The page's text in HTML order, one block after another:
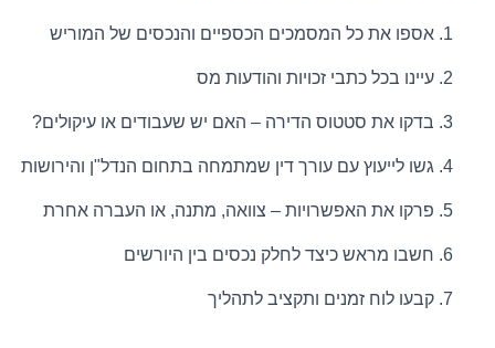
אספו את כל המסמכים הכספיים והנכסים של המוריש
עיינו בכל כתבי זכויות והודעות מס
בדקו את סטטוס הדירה – האם יש שעבודים או עיקולים?
גשו לייעוץ עם עורך דין שמתמחה בתחום הנדל"ן והירושות
פרקו את האפשרויות – צוואה, מתנה, או העברה אחרת
חשבו מראש כיצד לחלק נכסים בין היורשים
קבעו לוח זמנים ותקציב לתהליך